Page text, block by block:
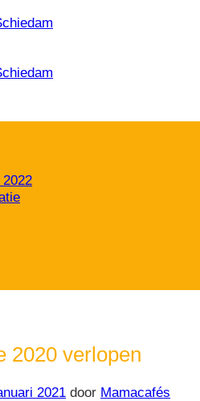
2020 verlopen
2021 door Mamacafés